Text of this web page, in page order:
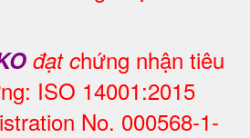
đạt chứng nhận tiêu
ISO 14001:2015
No. 000568-1-